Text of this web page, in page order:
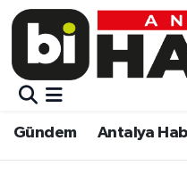
Gündem Antalya
Gündem
Siyaset
Gündem
Siyaset
Muratpaşa
Muratpaşa